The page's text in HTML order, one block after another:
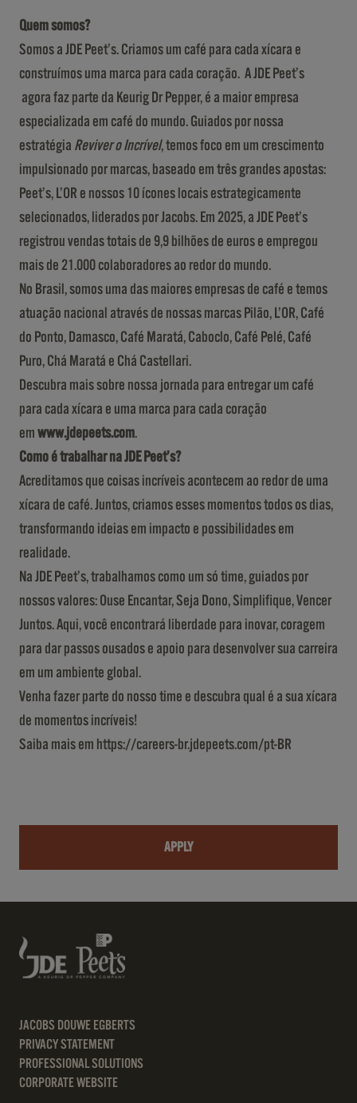
Quem somos?
Somos a JDE Peet’s. Criamos um café para cada xícara e
construímos uma marca para cada coração. A JDE Peet’s
agora faz parte da Keurig Dr Pepper, é a maior empresa
especializada em café do mundo. Guiados por nossa
estratégia Reviver o Incrível, temos foco em um crescimento
impulsionado por marcas, baseado em três grandes apostas:
Peet’s, L’OR e nossos 10 ícones locais estrategicamente
selecionados, liderados por Jacobs. Em 2025, a JDE Peet’s
registrou vendas totais de 9,9 bilhões de euros e empregou
mais de 21.000 colaboradores ao redor do mundo.
No Brasil, somos uma das maiores empresas de café e temos
atuação nacional através de nossas marcas Pilão, L’OR, Café
do Ponto, Damasco, Café Maratá, Caboclo, Café Pelé, Café
Puro, Chá Maratá e Chá Castellari.
Descubra mais sobre nossa jornada para entregar um café
para cada xícara e uma marca para cada coração
em www.jdepeets.com.
Como é trabalhar na JDE Peet’s?
Acreditamos que coisas incríveis acontecem ao redor de uma
xícara de café. Juntos, criamos esses momentos todos os dias,
transformando ideias em impacto e possibilidades em
realidade.
Na JDE Peet’s, trabalhamos como um só time, guiados por
nossos valores: Ouse Encantar, Seja Dono, Simplifique, Vencer
Juntos. Aqui, você encontrará liberdade para inovar, coragem
para dar passos ousados e apoio para desenvolver sua carreira
em um ambiente global.
Venha fazer parte do nosso time e descubra qual é a sua xícara
de momentos incríveis!
Saiba mais em https://careers-br.jdepeets.com/pt-BR
APPLY
JACOBS DOUWE EGBERTS
PRIVACY STATEMENT
PROFESSIONAL SOLUTIONS
CORPORATE WEBSITE